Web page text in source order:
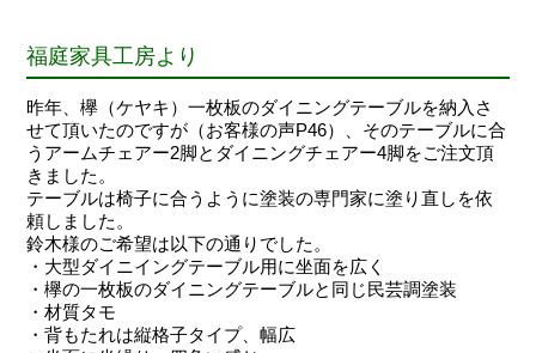
福庭家具工房より
昨年、欅（ケヤキ）一枚板のダイニングテーブルを納入さ
せて頂いたのですが（お客様の声P46）、そのテーブルに合
うアームチェアー2脚とダイニングチェアー4脚をご注文頂
きました。
テーブルは椅子に合うように塗装の専門家に塗り直しを依
頼しました。
鈴木様のご希望は以下の通りでした。
・大型ダイニイングテーブル用に坐面を広く
・欅の一枚板のダイニングテーブルと同じ民芸調塗装
・材質タモ
・背もたれは縦格子タイプ、幅広